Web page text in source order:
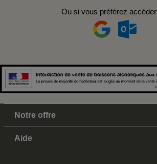
Ou si vous préférez
Notre offre
Aide